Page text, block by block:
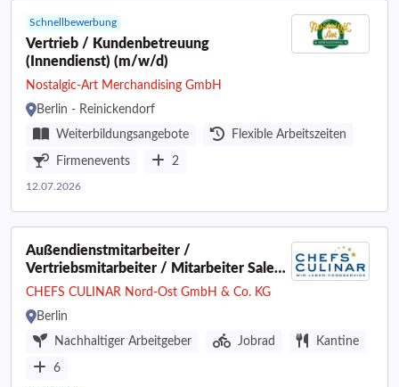
Schnellbewerbung
Vertrieb / Kundenbetreuung
(Innendienst) (m/w/d)
Nostalgic-Art Merchandising GmbH
Berlin - Reinickendorf
Weiterbildungsangebote
Flexible Arbeitszeiten
Firmenevents 2
12.07.2026
Außendienstmitarbeiter /
Vertriebsmitarbeiter / Mitarbeiter Sales /
Mitarbeiter (m/w/d) Vertrieb
CHEFS CULINAR Nord-Ost GmbH & Co. KG
Berlin
Nachhaltiger Arbeitgeber
Jobrad Kantine
6